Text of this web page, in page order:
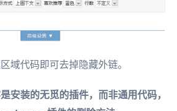
域代码即可去掉隐藏外链。
安装的无觅的插件，而非通用代码，